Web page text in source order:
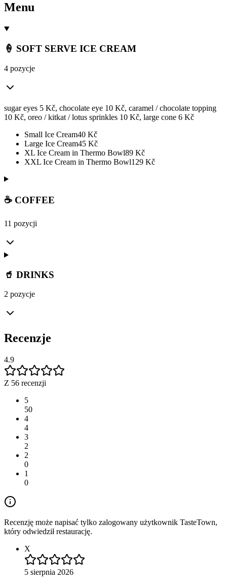
Menu
🍦 SOFT SERVE ICE CREAM
4 pozycje
sugar eyes 5 Kč, chocolate eye 10 Kč, caramel / chocolate topping
10 Kč, oreo / kitkat / lotus sprinkles 10 Kč, large cone 6 Kč
Small Ice Cream40 Kč
Large Ice Cream45 Kč
XL Ice Cream in Thermo Bowl89 Kč
XXL Ice Cream in Thermo Bowl129 Kč
☕ COFFEE
11 pozycji
🥤 DRINKS
2 pozycje
Recenzje
4.9
Z 56 recenzji
5
50
4
4
3
2
2
0
1
0
Recenzję może napisać tylko zalogowany użytkownik TasteTown,
który odwiedził restaurację.
X
5 sierpnia 2026